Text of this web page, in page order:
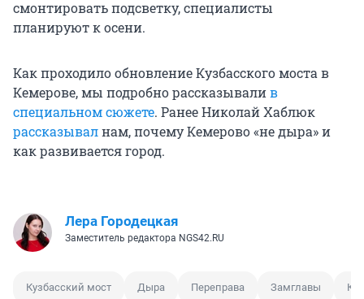
смонтировать подсветку, специалисты
планируют к осени.
Как проходило обновление Кузбасского моста в
Кемерове, мы подробно рассказывалив
специальном сюжете. Ранее Николай Хаблюк
рассказывалнам, почему Кемерово «не дыра» и
как развивается город.
Лера Городецкая
Заместитель редактора NGS42.RU
Кузбасский мост Дыра Переправа Замглавы